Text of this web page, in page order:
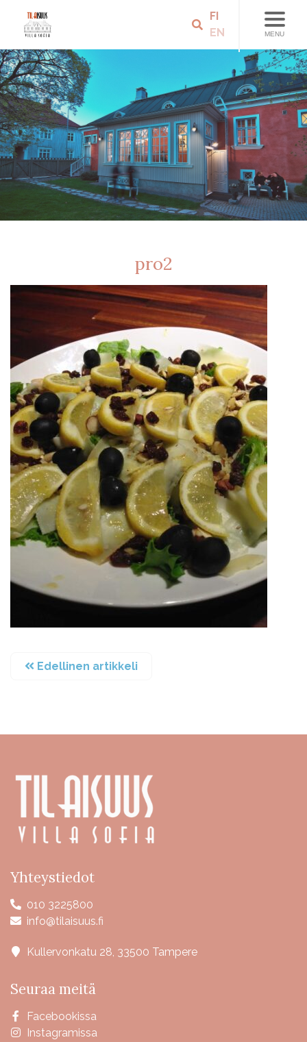
MENU
FI
EN
pro2
Edellinen artikkeli
Yhteystiedot
010 3225800
info@tilaisuus.fi
Kullervonkatu 28, 33500 Tampere
Seuraa meitä
Facebookissa
Instagramissa